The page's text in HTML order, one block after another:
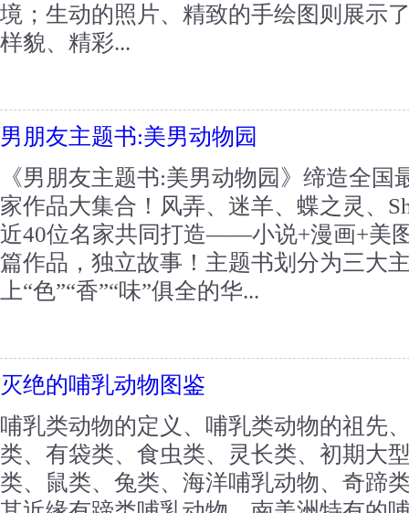
境；生动的照片、精致的手绘图则展示
样貌、精彩...
男朋友主题书:美男动物园
《男朋友主题书:美男动物园》缔造全
家作品大集合！风弄、迷羊、蝶之灵、
近40位名家共同打造——小说+漫画+美
篇作品，独立故事！主题书划分为三大
上“色”“香”“味”俱全的华...
灭绝的哺乳动物图鉴
哺乳类动物的定义、哺乳类动物的祖先
类、有袋类、食虫类、灵长类、初期大
类、鼠类、兔类、海洋哺乳动物、奇蹄